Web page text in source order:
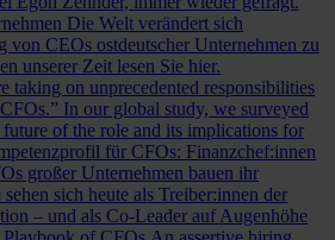
Die Welt verändert sich
von CEOs ostdeutscher Unternehmen zu
unserer Zeit lesen Sie hier.
taking on unprecedented responsibilities
In our global study, we surveyed
of the role and its implications for
für CFOs: Finanzchef:innen
großer Unternehmen bauen ihr
sich heute als Treiber:innen der
– und als Co-Leader auf Augenhöhe